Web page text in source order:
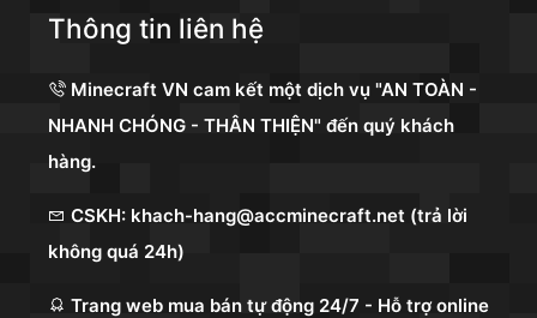
Thông tin liên hệ
Minecraft VN cam kết một dịch vụ "AN TOÀN -
NHANH CHÓNG - THÂN THIỆN" đến quý khách
hàng.
CSKH: khach-hang@accminecraft.net (trả lời
không quá 24h)
Trang web mua bán tự động 24/7 - Hỗ trợ online